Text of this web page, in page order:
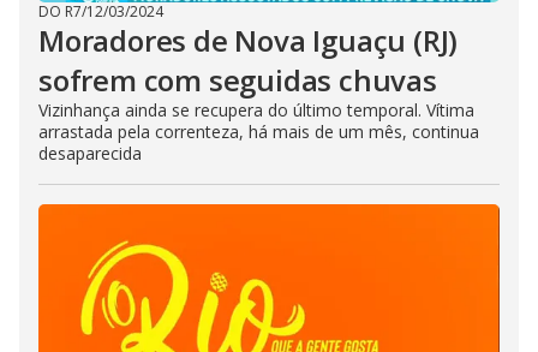
DO R7/12/03/2024
Moradores de Nova Iguaçu (RJ)
sofrem com seguidas chuvas
Vizinhança ainda se recupera do último temporal. Vítima
arrastada pela correnteza, há mais de um mês, continua
desaparecida